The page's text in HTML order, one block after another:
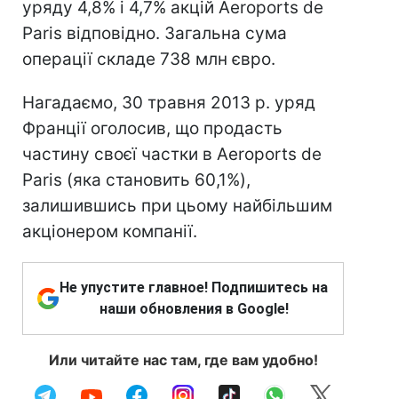
уряду 4,8% і 4,7% акцій Aeroports de
Paris відповідно. Загальна сума
операції складе 738 млн євро.
Нагадаємо, 30 травня 2013 р. уряд
Франції оголосив, що продасть
частину своєї частки в Aeroports de
Paris (яка становить 60,1%),
залишившись при цьому найбільшим
акціонером компанії.
Не упустите главное! Подпишитесь на
наши обновления в Google!
Или читайте нас там, где вам удобно!